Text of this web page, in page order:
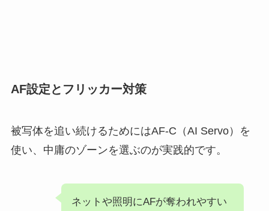
AF設定とフリッカー対策
被写体を追い続けるためにはAF-C（AI Servo）を
使い、中庸のゾーンを選ぶのが実践的です。
ネットや照明にAFが奪われやすい